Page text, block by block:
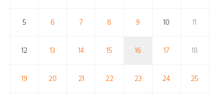
5 6 7 8 9 10 11
12 13 14 15 16 17 18
19 20 21 22 23 24 25